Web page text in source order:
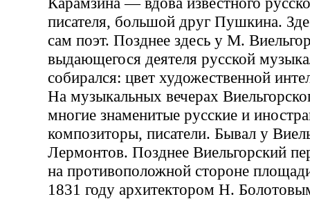
писателя, большой друг Пушкина.
сам поэт. Позднее здесь у М.
выдающегося деятеля русской
собирался: цвет художественной
На музыкальных вечерах
многие знаменитые русские и
композиторы, писатели. Бывал у
Лермонтов. Позднее Виельгорский
на противоположной стороне
1831 году архитектором Н.